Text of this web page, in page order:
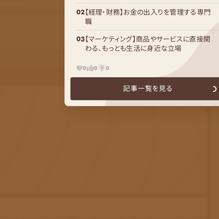
【経理・財務】お金の出入りを管理する専門
職
【マーケティング】商品やサービスに直接関
わる、もっとも生活に身近な立場
0 0 0
記事一覧を見る